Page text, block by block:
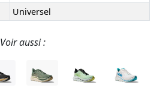
Universel
Voir aussi :